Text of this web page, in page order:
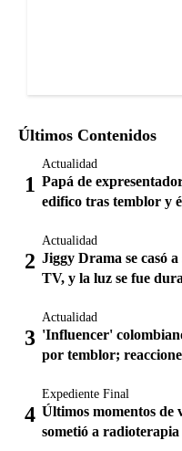
Últimos Contenidos
Actualidad
Papá de
edifico tras temblor y
Actualidad
Jiggy Drama se casó
TV, y la luz se fue
Actualidad
'Influencer'
por temblor;
Expediente Final
Últimos momentos de
sometió a